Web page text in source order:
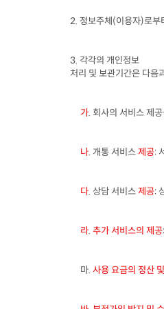
2. 정보주체 (이용자)로부
3. 각각의 개인정보
처리 및 보관기간은 다음
가. 회사의 서비스 제
나. 개통 서비스 제공:
다. 상담 서비스 제공:
라. 추가 서비스의 제공:
마. 사용 요금의 정산